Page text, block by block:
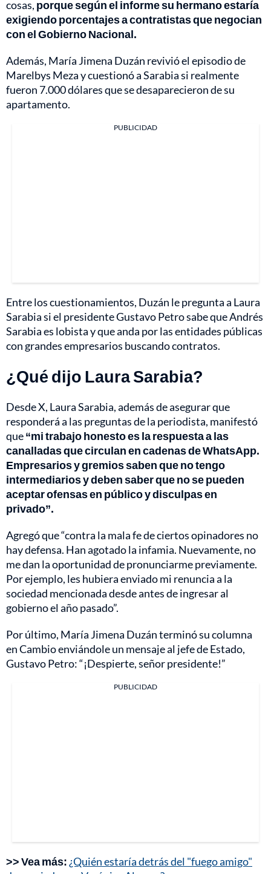
cosas, porque según el informe su hermano estaría
exigiendo porcentajes a contratistas que negocian
con el Gobierno Nacional.
Además, María Jimena Duzán revivió el episodio de
Marelbys Meza y cuestionó a Sarabia si realmente
fueron 7.000 dólares que se desaparecieron de su
apartamento.
PUBLICIDAD
Entre los cuestionamientos, Duzán le pregunta a Laura
Sarabia si el presidente Gustavo Petro sabe que Andrés
Sarabia es lobista y que anda por las entidades públicas
con grandes empresarios buscando contratos.
¿Qué dijo Laura Sarabia?
Desde X, Laura Sarabia, además de asegurar que
responderá a las preguntas de la periodista, manifestó
que“mi trabajo honesto es la respuesta a las
canalladas que circulan en cadenas de WhatsApp.
Empresarios y gremios saben que no tengo
intermediarios y deben saber que no se pueden
aceptar ofensas en público y disculpas en
privado”.
Agregó que “contra la mala fe de ciertos opinadores no
hay defensa. Han agotado la infamia. Nuevamente, no
me dan la oportunidad de pronunciarme previamente.
Por ejemplo, les hubiera enviado mi renuncia a la
sociedad mencionada desde antes de ingresar al
gobierno el año pasado”.
Por último, María Jimena Duzán terminó su columna
en Cambio enviándole un mensaje al jefe de Estado,
Gustavo Petro: “¡Despierte, señor presidente!”
PUBLICIDAD
>> Vea más: ¿Quién estaría detrás del "fuego amigo"